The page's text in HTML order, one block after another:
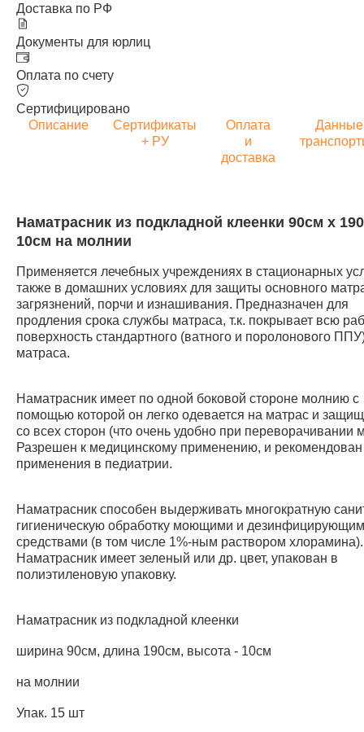
Доставка по РФ
Документы для юрлиц
Оплата по счету
Сертифицировано
Описание
Сертификаты
+ РУ
Оплата
и
доставка
Наматрасник из подкладной клеенки 90см х
10см на молнии
Применяется лечебных учреждениях в стационарных
также в домашних условиях для защиты основного
загрязнений, порчи и изнашивания. Предназначен для
продления срока службы матраса, т.к. покрывает всю
поверхность стандартного (ватного и поролонового
матраса.
Наматрасник имеет по одной боковой стороне молнию с
помощью которой он легко одевается на матрас и
со всех сторон (что очень удобно при переворачивании
Разрешен к медицинскому применению, и
применения в педиатрии.
Наматрасник способен выдерживать многократную
гигиеническую обработку моющими и
средствами (в том числе 1%-ным раствором хлорамина).
Наматрасник имеет зеленый или др. цвет, упакован в
полиэтиленовую упаковку.
Наматрасник из подкладной клеенки
ширина 90см, длина 190см, высота - 10см
на молнии
Упак. 15 шт